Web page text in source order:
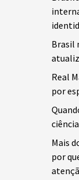
Brasil
Real
por
Mais
por